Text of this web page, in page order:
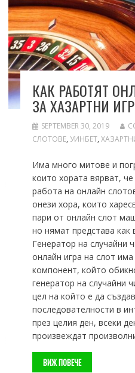
КАК РАБОТЯТ
ЗА ХАЗАРТНИ
SEPTEMBER 30, 2019
СЛОТОВЕ, УИНБЕТ,
Има много митове и
които хората вярват,
работа на онлайн
онези хора, които
пари от онлайн слот
но нямат представа
Генератор на случайни
онлайн игра на слот
компонент, който
генератор на случайни
цел на който е да
последователности в
през целия ден, всеки
произвеждат
ВИЖ ПОВЕЧЕ